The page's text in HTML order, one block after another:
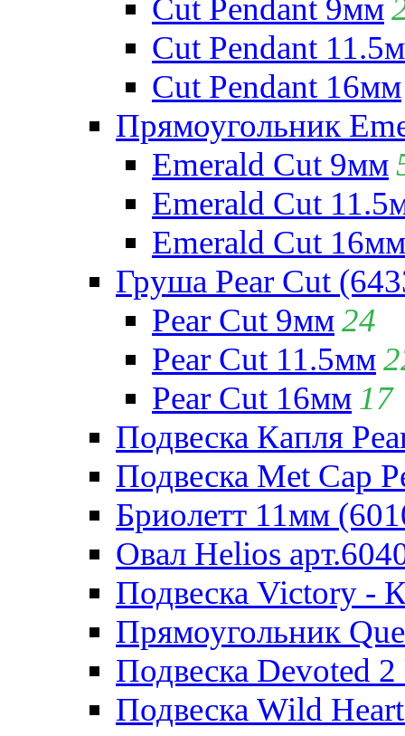
Cut Pendant 9мм
Cut Pendant
Cut Pendant 16мм
Прямоугольник
Emerald Cut 9мм
Emerald Cut
Emerald Cut 16мм
Груша Pear Cut
Pear Cut 9мм24
Pear Cut 11.5мм
Pear Cut 16мм 17
Подвеска Капля
Подвеска Met Cap
Бриолетт 11мм
Овал Helios
Подвеска Victory -
Прямоугольник
Подвеска Devoted
Подвеска Wild